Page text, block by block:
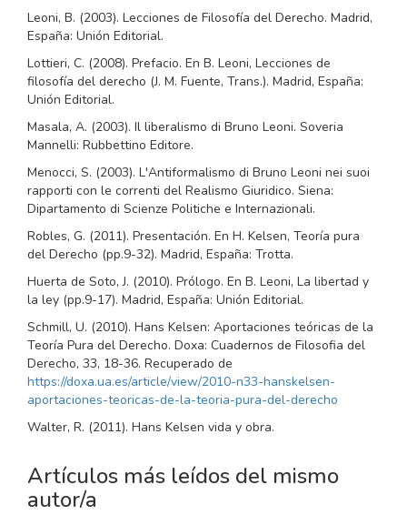
Leoni, B. (2003). Lecciones de Filosofía del Derecho. Madrid,
España: Unión Editorial.
Lottieri, C. (2008). Prefacio. En B. Leoni, Lecciones de
filosofía del derecho (J. M. Fuente, Trans.). Madrid, España:
Unión Editorial.
Masala, A. (2003). Il liberalismo di Bruno Leoni. Soveria
Mannelli: Rubbettino Editore.
Menocci, S. (2003). L'Antiformalismo di Bruno Leoni nei suoi
rapporti con le correnti del Realismo Giuridico. Siena:
Dipartamento di Scienze Politiche e Internazionali.
Robles, G. (2011). Presentación. En H. Kelsen, Teoría pura
del Derecho (pp.9-32). Madrid, España: Trotta.
Huerta de Soto, J. (2010). Prólogo. En B. Leoni, La libertad y
la ley (pp.9-17). Madrid, España: Unión Editorial.
Schmill, U. (2010). Hans Kelsen: Aportaciones teóricas de la
Teoría Pura del Derecho. Doxa: Cuadernos de Filosofia del
Derecho, 33, 18-36. Recuperado de
https://doxa.ua.es/article/view/2010-n33-hanskelsen-
aportaciones-teoricas-de-la-teoria-pura-del-derecho
Walter, R. (2011). Hans Kelsen vida y obra.
Artículos más leídos del mismo
autor/a